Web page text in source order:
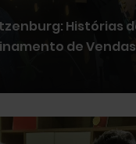
Histórias
de